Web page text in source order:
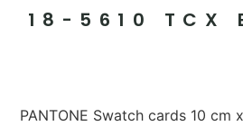
18-5610 TCX
PANTONE Swatch cards 10 cm